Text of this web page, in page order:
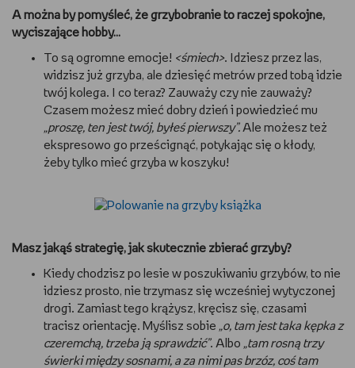
A można by pomyśleć, że grzybobranie to raczej spokojne,
wyciszające hobby…
To są ogromne emocje! <śmiech>. Idziesz przez las,
widzisz już grzyba, ale dziesięć metrów przed tobą idzie
twój kolega. I co teraz? Zauważy czy nie zauważy?
Czasem możesz mieć dobry dzień i powiedzieć mu
„proszę, ten jest twój, byłeś pierwszy”. Ale możesz też
ekspresowo go prześcignąć, potykając się o kłody,
żeby tylko mieć grzyba w koszyku!
Masz jakąś strategię, jak skutecznie zbierać grzyby?
Kiedy chodzisz po lesie w poszukiwaniu grzybów, to nie
idziesz prosto, nie trzymasz się wcześniej wytyczonej
drogi. Zamiast tego krążysz, kręcisz się, czasami
tracisz orientację. Myślisz sobie „o, tam jest taka kępka z
czeremchą, trzeba ją sprawdzić”. Albo „tam rosną trzy
świerki między sosnami, a za nimi pas brzóz, coś tam